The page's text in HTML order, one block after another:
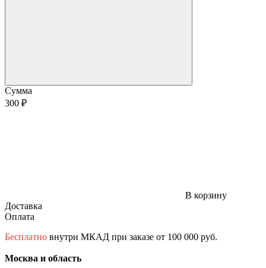
Сумма
300 ₽
В корзину
Доставка
Оплата
Бесплатно внутри МКАД при заказе от 100 000 руб.
Москва и область